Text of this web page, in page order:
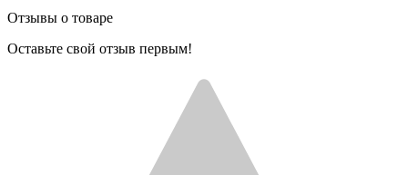
Отзывы о товаре
Оставьте свой отзыв первым!